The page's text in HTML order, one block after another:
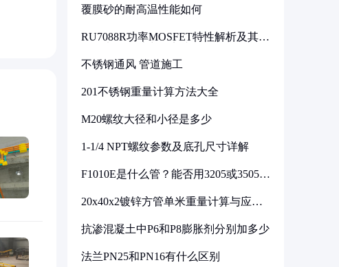
覆膜砂的耐高温性能如何
RU7088R功率MOSFET特性解析及其在
不锈钢通风 管道施工
201不锈钢重量计算方法大全
M20螺纹大径和小径是多少
1-1/4 NPT螺纹参数及底孔尺寸详解
F1010E是什么管？能否用3205或3505代
20x40x2镀锌方管单米重量计算与应用
抗渗混凝土中P6和P8膨胀剂分别加多少
法兰PN25和PN16有什么区别